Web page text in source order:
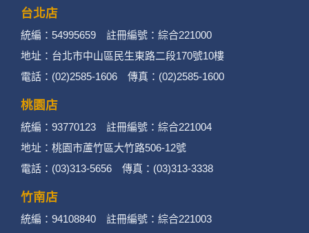
台北店
統編：54995659 註冊編號：綜合221000
地址：台北市中山區民生東路二段170號10樓
電話：(02)2585-1606 傳真：(02)2585-1600
桃園店
統編：93770123 註冊編號：綜合221004
地址：桃園市蘆竹區大竹路506-12號
電話：(03)313-5656 傳真：(03)313-3338
竹南店
統編：94108840 註冊編號：綜合221003